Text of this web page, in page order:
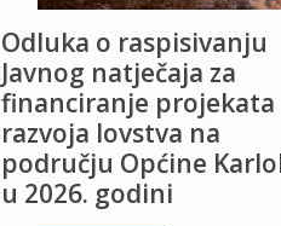
Odluka o raspisivanju
Javnog natječaja za
financiranje projekata
razvoja lovstva na
području Općine
u 2026. godini